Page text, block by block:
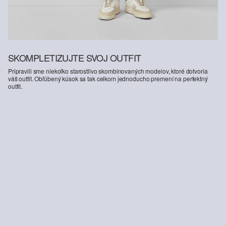
SKOMPLETIZUJTE SVOJ OUTFIT
Pripravili sme niekoľko starostlivo skombinovaných modelov, ktoré dotvoria
váš outfit. Obľúbený kúsok sa tak celkom jednoducho premení na perfektný
outfit.